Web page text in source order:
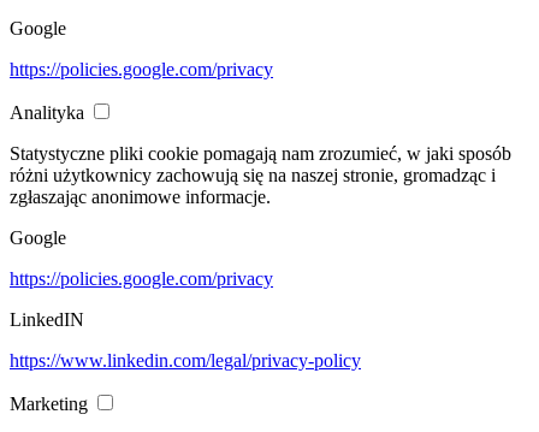
Google
https://policies.google.com/privacy
Analityka
Statystyczne pliki cookie pomagają nam zrozumieć, w jaki sposób
różni użytkownicy zachowują się na naszej stronie, gromadząc i
zgłaszając anonimowe informacje.
Google
https://policies.google.com/privacy
LinkedIN
https://www.linkedin.com/legal/privacy-policy
Marketing